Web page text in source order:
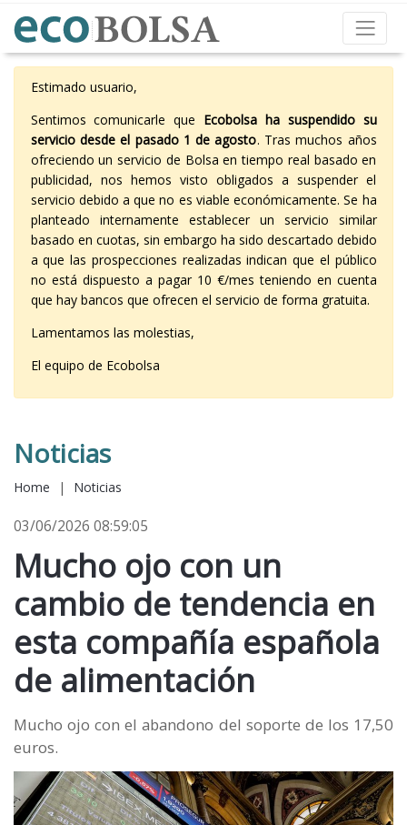
Estimado usuario,
Sentimos comunicarle que Ecobolsa ha suspendido su
servicio desde el pasado 1 de agosto. Tras muchos años
ofreciendo un servicio de Bolsa en tiempo real basado en
publicidad, nos hemos visto obligados a suspender el
servicio debido a que no es viable económicamente. Se ha
planteado internamente establecer un servicio similar
basado en cuotas, sin embargo ha sido descartado debido
a que las prospecciones realizadas indican que el público
no está dispuesto a pagar 10 €/mes teniendo en cuenta
que hay bancos que ofrecen el servicio de forma gratuita.
Lamentamos las molestias,
El equipo de Ecobolsa
Noticias
Home | Noticias
03/06/2026 08:59:05
Mucho ojo con un
cambio de tendencia en
esta compañía española
de alimentación
Mucho ojo con el abandono del soporte de los 17,50
euros.